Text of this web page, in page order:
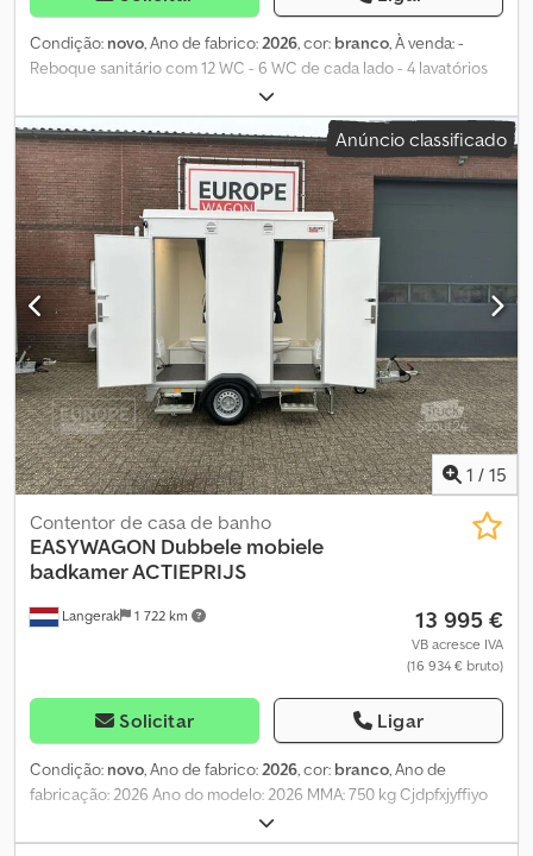
Condição: novo, Ano de fabrico:2026, cor: branco, À venda: -
Reboque sanitário com 12 WC - 6 WC de cada lado - 4 lavatórios
na parte traseira Preço acessível e disponível de imediato! = Mais
informações = Chsdpjygrcvefx Ai Aoa Ano de fabrico: 2026 Peso
bruto permitido: 2.500 kg Dimensões (C x L x A): 660 x 250 x 290
cm Estado geral: muito bom Estado técnico: muito bom Estado
visual: muito bom Danos: nenhum = Informações da empresa =
Diretamente do importador exclusivo de todas as marcas! Sem
intermediários, apenas venda direta. GRANDE STOCK, entrega
imediata.
Anúncio classificado
1 / 15
Langerak 1 722 km
Contentor de casa de banho
EASYWAGON Dubbele mobiele
badkamer ACTIEPRIJS
13 995 €
VB acresce IVA
(16 934 € bruto)
Solicitar Ligar
Condição: novo, Ano de fabrico:2026, cor: branco, Ano de
fabricação: 2026 Ano do modelo: 2026 MMA: 750 kg Cjdpfxjyffiyo
Ai Aeha Dimensões (C x L x A): 240 x 250 x 280 cm Estado geral:
muito bom Estado técnico: muito bom Estado visual: muito bom